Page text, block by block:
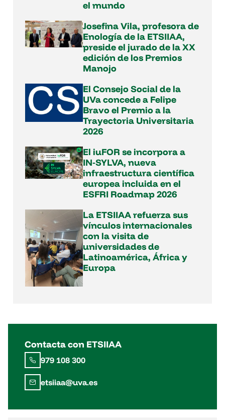
el mundo
Josefina Vila, profesora de
Enología de la ETSIIAA,
preside el jurado de la XX
edición de los Premios
Manojo
El Consejo Social de la
UVa concede a Felipe
Bravo el Premio a la
Trayectoria Universitaria
2026
El iuFOR se incorpora a
IN‑SYLVA, nueva
infraestructura científica
europea incluida en el
ESFRI Roadmap 2026
La ETSIIAA refuerza sus
vínculos internacionales
con la visita de
universidades de
Latinoamérica, África y
Europa
Contacta con ETSIIAA
979 108 300
etsiiaa@uva.es